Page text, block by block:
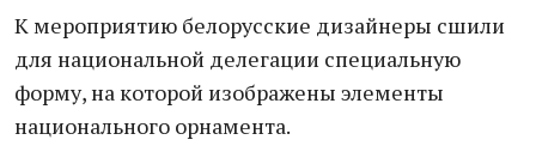
К мероприятию белорусские дизайнеры сшили
для национальной делегации специальную
форму, на которой изображены элементы
национального орнамента.